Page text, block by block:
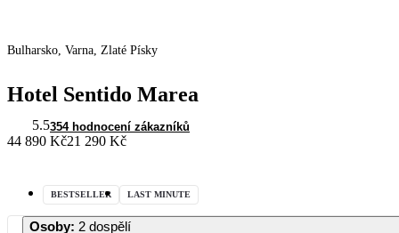
Bulharsko, Varna, Zlaté Písky
Hotel Sentido Marea
5.5354 hodnocení zákazníků
44 890 Kč21 290 Kč
BESTSELLER LAST MINUTE
Osoby: 2 dospělí